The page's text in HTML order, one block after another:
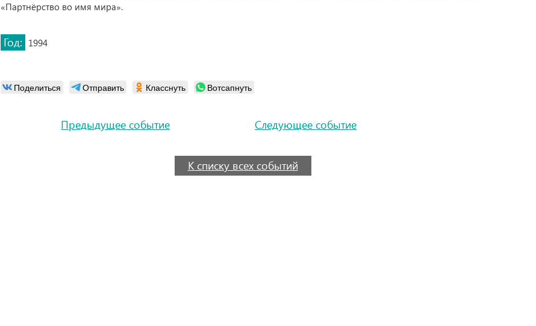
«Партнёрство во имя мира».
Год: 1994
Поделиться Отправить Класснуть Вотсапнуть
Предыдущее событие Следующее событие
К списку всех событий